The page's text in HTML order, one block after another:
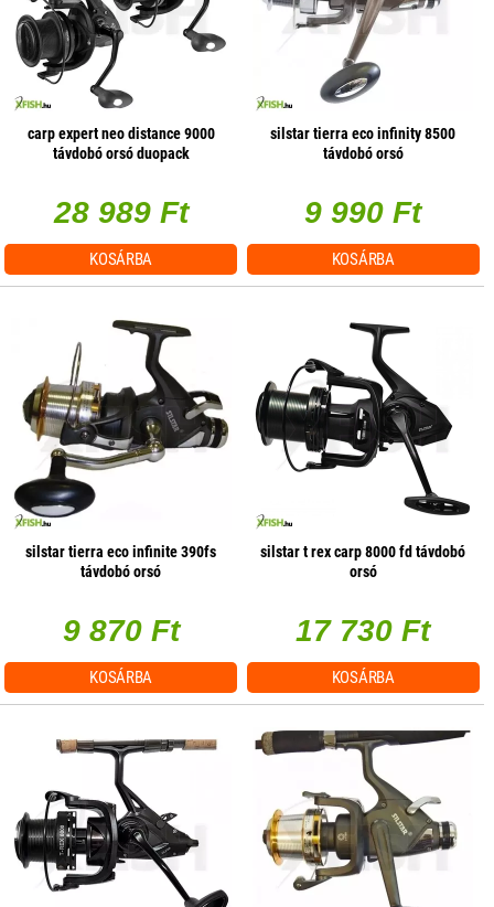
carp expert neo distance 9000
távdobó orsó duopack
28 989 Ft
KOSÁRBA
silstar tierra eco infinity 8500
távdobó orsó
9 990 Ft
KOSÁRBA
silstar tierra eco infinite 390fs
távdobó orsó
9 870 Ft
KOSÁRBA
silstar t rex carp 8000 fd távdobó
orsó
17 730 Ft
KOSÁRBA